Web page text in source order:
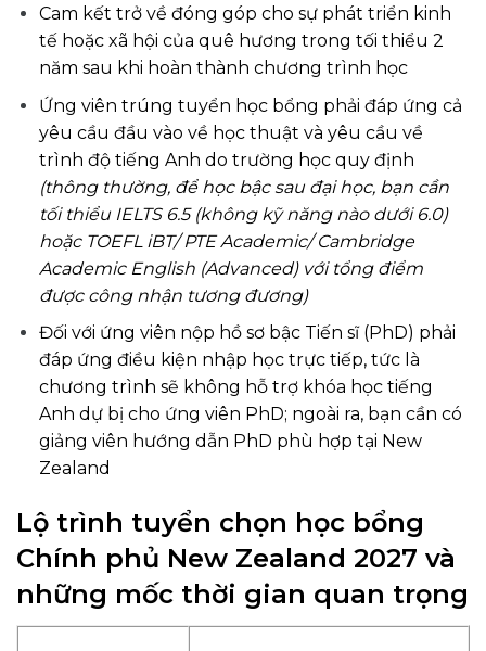
Cam kết trở về đóng góp cho sự phát triển kinh
tế hoặc xã hội của quê hương trong tối thiểu 2
năm sau khi hoàn thành chương trình học
Ứng viên trúng tuyển học bổng phải đáp ứng cả
yêu cầu đầu vào về học thuật và yêu cầu về
trình độ tiếng Anh do trường học quy định
(thông thường, để học bậc sau đại học, bạn cần
tối thiểu IELTS 6.5 (không kỹ năng nào dưới 6.0)
hoặc TOEFL iBT/ PTE Academic/ Cambridge
Academic English (Advanced) với tổng điểm
được công nhận tương đương)
Đối với ứng viên nộp hồ sơ bậc Tiến sĩ (PhD) phải
đáp ứng điều kiện nhập học trực tiếp, tức là
chương trình sẽ không hỗ trợ khóa học tiếng
Anh dự bị cho ứng viên PhD; ngoài ra, bạn cần có
giảng viên hướng dẫn PhD phù hợp tại New
Zealand
Lộ trình tuyển chọn học bổng
Chính phủ New Zealand 2027 và
những mốc thời gian quan trọng